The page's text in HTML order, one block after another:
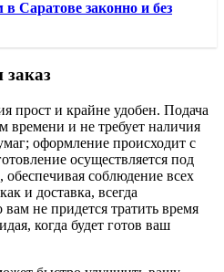
Саратове законно и без
заказ
прост и крайне удобен. Подача
времени и не требует наличия
оформление происходит с
осуществляется под
обеспечивая соблюдение всех
и доставка, всегда
не придется тратить время
когда будет готов ваш